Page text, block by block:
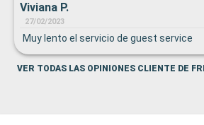
Viviana P.
27/02/2023
Muy lento el servicio de guest service
VER TODAS LAS OPINIONES CLIENTE DE